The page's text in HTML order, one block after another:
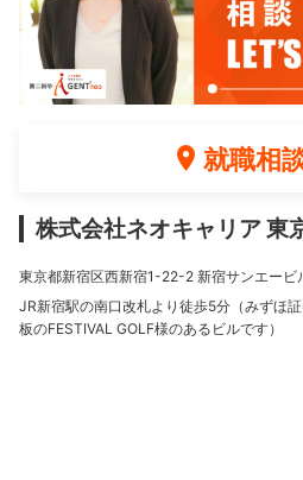
就職相
株式会社ネオキャリア 東
東京都新宿区西新宿1-22-2 新宿サンエービ
JR新宿駅の南口改札より徒歩5分（みずほ
板のFESTIVAL GOLF様のあるビルです）